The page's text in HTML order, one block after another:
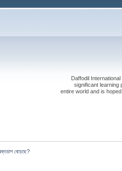
Daffodil
significant learning
entire world and is
বেড়েছে?